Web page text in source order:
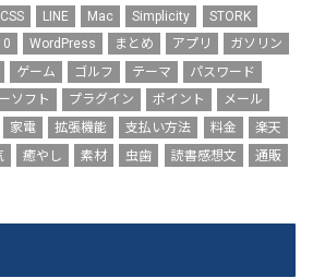
CSS LINE Mac Simplicity
STORK
WordPress まとめ アプリ
ガソリン
ゲーム ゴルフ テーマ
パスワード
ソフト プラグイン ポイント
メール
家電 拡張機能 支払い方法 料金
楽天
癒やし 素材 虫歯 読書感想文 通販